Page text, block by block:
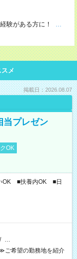
験がある方に！
...
メ
掲載日：2026.08.07
当プレゼン
OK
OK ■扶養内OK ■日
/ …
ご希望の勤務地を紹介